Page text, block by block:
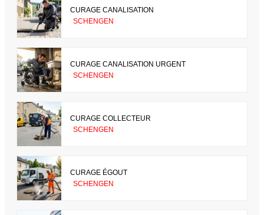
CURAGE CANALISATION
SCHENGEN
CURAGE CANALISATION URGENT
SCHENGEN
CURAGE COLLECTEUR
SCHENGEN
CURAGE ÉGOUT
SCHENGEN